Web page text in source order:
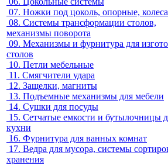
07. Ножки под цоколь, опорные, колеса
08. Системы трансформации столов,
механизмы поворота
09. Механизмы и фурнитура для
столов
10. Петли мебельные
11. Смягчители удара
12. Защелки, магниты
13. Подъемные механизмы для мебели
14. Сушки для посуды
15. Сетчатые емкости и бутылочницы
кухни
16. Фурнитура для ванных комнат
17. Ведра для мусора, системы
хранения